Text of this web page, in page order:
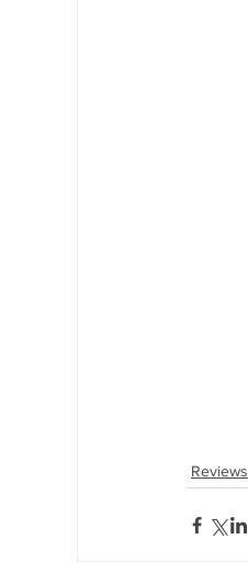
Reviews